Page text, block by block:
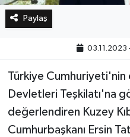
Paylaş
03.11.2023
Türkiye
Devletleri Teşkilatı'na
değerlendiren Kuzey
Cumhurbaşkanı Ersin